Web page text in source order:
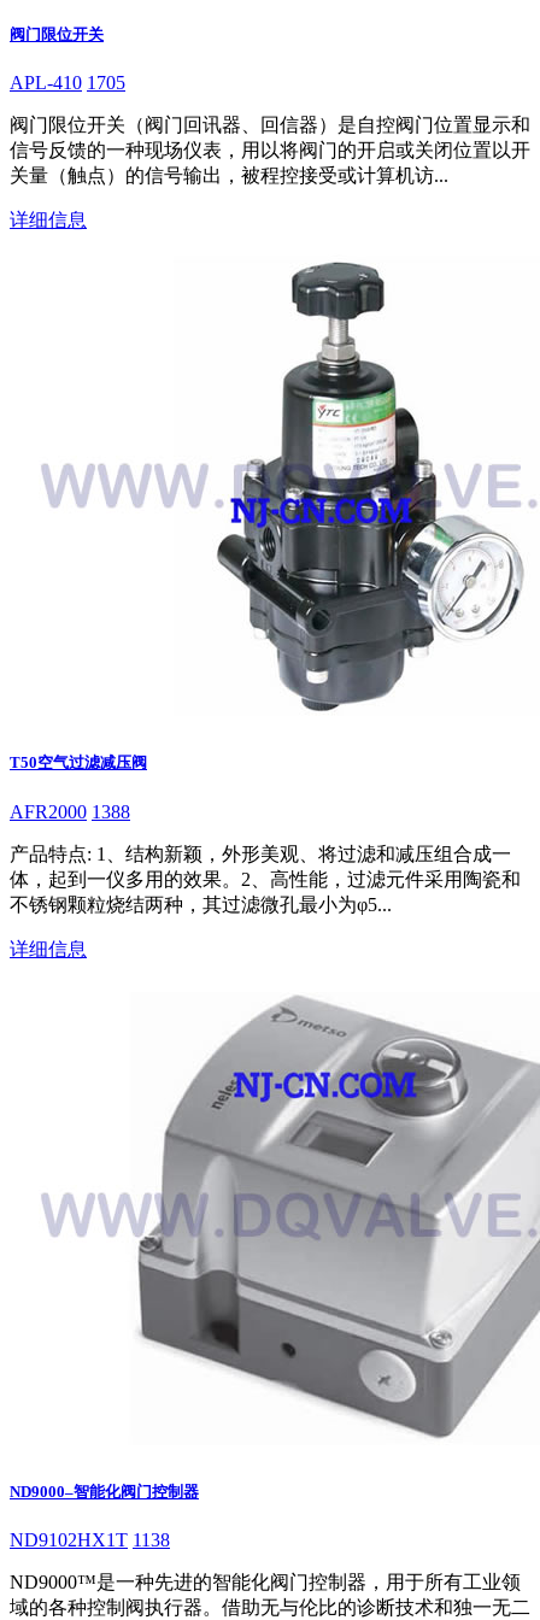
阀门限位开关
APL-410 1705
阀门限位开关（阀门回讯器、回信器）是自控阀门位置显示和
信号反馈的一种现场仪表，用以将阀门的开启或关闭位置以开
关量（触点）的信号输出，被程控接受或计算机访...
详细信息
T50空气过滤减压阀
AFR2000 1388
产品特点: 1、结构新颖，外形美观、将过滤和减压组合成一
体，起到一仪多用的效果。2、高性能，过滤元件采用陶瓷和
不锈钢颗粒烧结两种，其过滤微孔最小为φ5...
详细信息
ND9000–智能化阀门控制器
ND9102HX1T 1138
ND9000™是一种先进的智能化阀门控制器，用于所有工业领
域的各种控制阀执行器。借助无与伦比的诊断技术和独一无二